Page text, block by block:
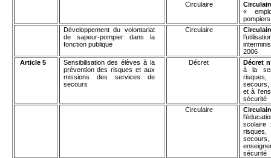
Circulaire
«
Développement du volontariat
de sapeur-pompier dans la
fonction publique
Circulaire
2006
Article 5
Sensibilisation des élèves à la
prévention des risques et aux
missions des services de
secours
Décret
Décret
à la
secours,
et à
sécurité
Circulaire
scolaire
sécurité